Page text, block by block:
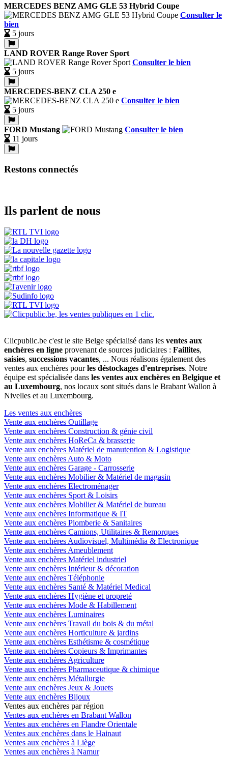
MERCEDES BENZ AMG GLE 53 Hybrid Coupe
Consulter le
bien
5 jours
LAND ROVER Range Rover Sport
Consulter le bien
5 jours
MERCEDES-BENZ CLA 250 e
Consulter le bien
5 jours
FORD Mustang
Consulter le bien
11 jours
Restons connectés
Ils parlent de nous
Clicpublic.be c'est le site Belge spécialisé dans les ventes aux
enchères en ligne provenant de sources judiciaires : Faillites,
saisies, successions vacantes, ... Nous réalisons également des
ventes aux enchères pourles déstockages d'entreprises. Notre
équipe est spécialisée dans les ventes aux enchères en Belgique et
au Luxembourg, nos locaux sont situés dans le Brabant Wallon à
Nivelles et au Luxembourg.
Les ventes aux enchères
Vente aux enchères Outillage
Vente aux enchères Construction & génie civil
Vente aux enchères HoReCa & brasserie
Vente aux enchères Matériel de manutention & Logistique
Vente aux enchères Auto & Moto
Vente aux enchères Garage - Carrosserie
Vente aux enchères Mobilier & Matériel de magasin
Vente aux enchères Electroménager
Vente aux enchères Sport & Loisirs
Vente aux enchères Mobilier & Matériel de bureau
Vente aux enchères Informatique & IT
Vente aux enchères Plomberie & Sanitaires
Vente aux enchères Camions, Utilitaires & Remorques
Vente aux enchères Audiovisuel, Multimédia & Electronique
Vente aux enchères Ameublement
Vente aux enchères Matériel industriel
Vente aux enchères Intérieur & décoration
Vente aux enchères Téléphonie
Vente aux enchères Santé & Matériel Medical
Vente aux enchères Hygiène et propreté
Vente aux enchères Mode & Habillement
Vente aux enchères Luminaires
Vente aux enchères Travail du bois & du métal
Vente aux enchères Horticulture & jardins
Vente aux enchères Esthétisme & cosmétique
Vente aux enchères Copieurs & Imprimantes
Vente aux enchères Agriculture
Vente aux enchères Pharmaceutique & chimique
Vente aux enchères Métallurgie
Vente aux enchères Jeux & Jouets
Vente aux enchères Bijoux
Ventes aux enchères par région
Ventes aux enchères en Brabant Wallon
Ventes aux enchères en Flandre Orientale
Ventes aux enchères dans le Hainaut
Ventes aux enchères à Liège
Ventes aux enchères à Namur